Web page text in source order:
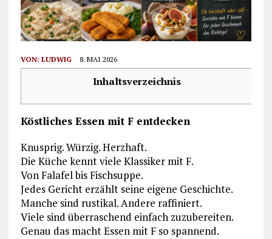
VON: LUDWIG 8. MAI 2026
Inhaltsverzeichnis
Köstliches Essen mit F entdecken
Knusprig. Würzig. Herzhaft.
Die Küche kennt viele Klassiker mit F.
Von Falafel bis Fischsuppe.
Jedes Gericht erzählt seine eigene Geschichte.
Manche sind rustikal. Andere raffiniert.
Viele sind überraschend einfach zuzubereiten.
Genau das macht Essen mit F so spannend.